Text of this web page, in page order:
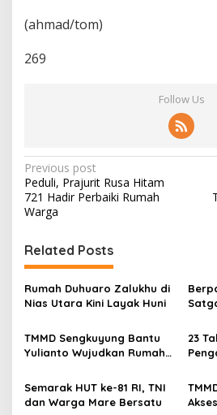
(ahmad/tom)
269
Follow Us
P
o
s
t
n
a
v
i
g
t
Previous post
Peduli, Prajurit Rusa Hitam
721 Hadir Perbaiki Rumah
Warga
Related Posts
Rumah Duhuaro Zalukhu di
Nias Utara Kini Layak Huni
TMMD Sengkuyung Bantu
Yulianto Wujudkan Rumah
23
Semarak HUT ke-81 RI, TNI
dan Warga Mare Bersatu